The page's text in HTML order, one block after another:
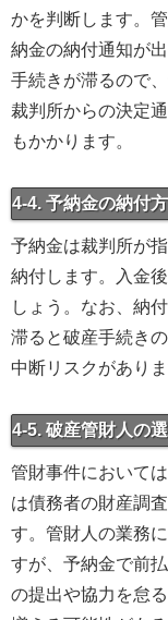
かを判断します。
納金の納付通知が
手続きが滞るので
裁判所からの決定
もかかります。
4-4. 予納金の納付
予納金は裁判所が
納付します。入金
しょう。なお、納
滞ると破産手続き
中断リスクがありま
4-5. 破産管財人の
管財事件において
は債務者の財産調
す。管財人の業務
すが、予納金で前
の提出や協力を怠